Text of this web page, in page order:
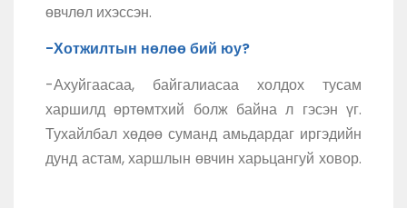
өвчлөл ихэссэн.
-Хотжилтын нөлөө бий юу?
-Ахуйгаасаа, байгалиасаа холдох тусам
харшилд өртөмтхий болж байна л гэсэн үг.
Тухайлбал хөдөө суманд амьдардаг иргэдийн
дунд астам, харшлын өвчин харьцангуй ховор.